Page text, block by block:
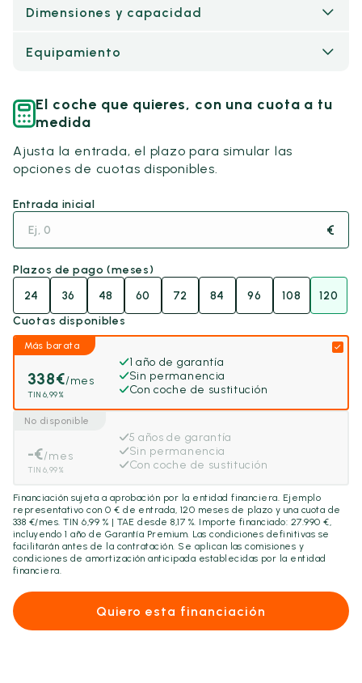
Dimensiones y capacidad
Equipamiento
El coche que quieres, con una cuota a tu
medida
Ajusta la entrada, el plazo para simular las
opciones de cuotas disponibles.
Entrada inicial
€
Plazos de pago (meses)
24
36 48 60 72 84 96 108
120
Cuotas disponibles
Más barata
338€/mes
TIN 6,99%
1 año de garantía
Sin permanencia
Con coche de sustitución
No disponible
-€/mes
TIN 6,99%
5 años de garantía
Sin permanencia
Con coche de sustitución
Financiación sujeta a aprobación por la entidad financiera. Ejemplo
representativo con0 € de entrada, 120 meses de plazo y una cuota de
338 €/mes. TIN 6,99 % | TAE desde 8,17 %. Importe financiado: 27.990 €,
incluyendo1 año de Garantía Premium. Las condiciones definitivas se
facilitarán antes de la contratación. Se aplican las comisiones y
condiciones de amortización anticipada establecidas por la entidad
financiera.
Quiero esta financiación